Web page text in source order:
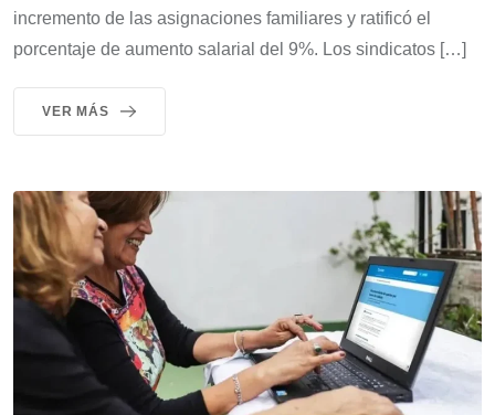
incremento de las asignaciones familiares y ratificó el
porcentaje de aumento salarial del 9%. Los sindicatos […]
VER MÁS